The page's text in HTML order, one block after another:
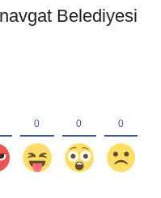
Belediyesi